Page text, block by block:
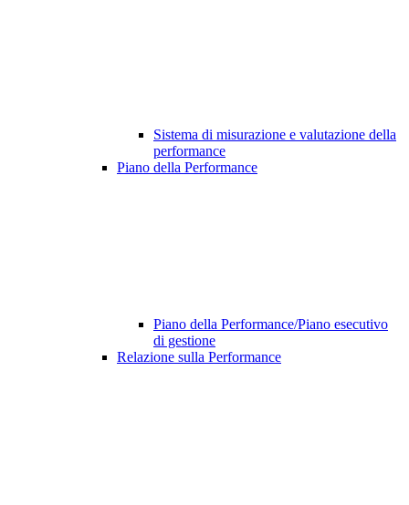
Sistema di misurazione e valutazione della
performance
Piano della Performance
Piano della Performance/Piano esecutivo
di gestione
Relazione sulla Performance